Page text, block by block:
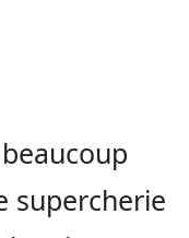
supercherie